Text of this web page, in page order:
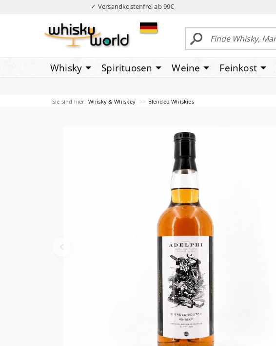
✓ Versandkostenfrei ab 99€
Whisky Spirituosen Weine Feinkost
Sie sind hier: Whisky & Whiskey Blended Whiskies